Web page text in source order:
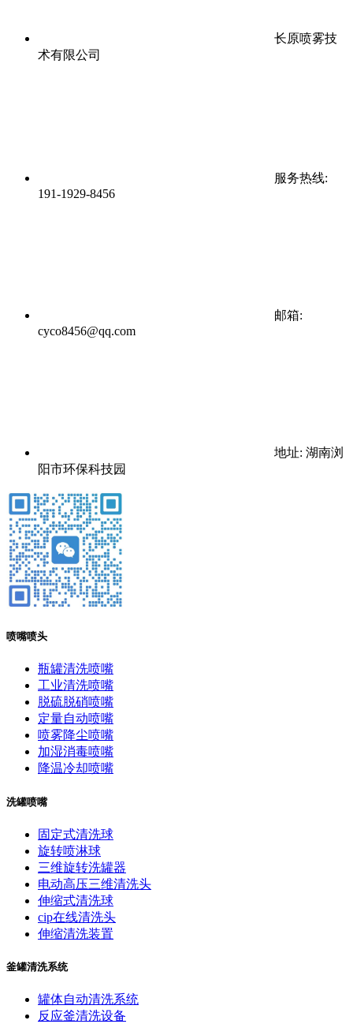
长原喷雾技
术有限公司
服务热线:
191-1929-8456
邮箱:
cyco8456@qq.com
地址: 湖南浏
阳市环保科技园
喷嘴喷头
瓶罐清洗喷嘴
工业清洗喷嘴
脱硫脱硝喷嘴
定量自动喷嘴
喷雾降尘喷嘴
加湿消毒喷嘴
降温冷却喷嘴
洗罐喷嘴
固定式清洗球
旋转喷淋球
三维旋转洗罐器
电动高压三维清洗头
伸缩式清洗球
cip在线清洗头
伸缩清洗装置
釜罐清洗系统
罐体自动清洗系统
反应釜清洗设备